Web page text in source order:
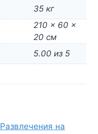
35 кг
210 × 60 ×
20 см
5.00 из 5
Развлечения на